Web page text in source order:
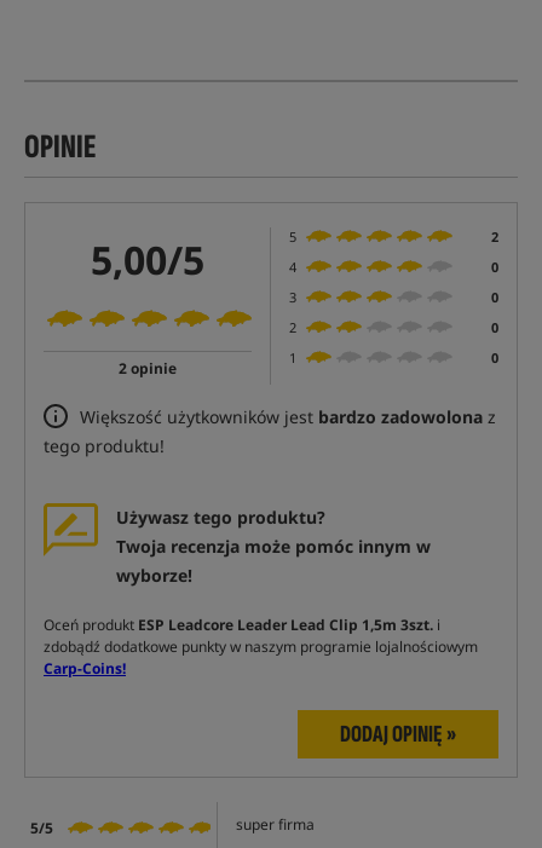
OPINIE
5,00/5
2 opinie
5
2
4
0
3
0
2
0
1
0
Większość użytkowników jest bardzo zadowolona z
tego produktu!
Używasz tego produktu?
Twoja recenzja może pomóc innym w
wyborze!
Oceń produkt ESP Leadcore Leader Lead Clip 1,5m 3szt. i
zdobądź dodatkowe punkty w naszym programie lojalnościowym
Carp-Coins!
DODAJ OPINIĘ »
5/5
super firma